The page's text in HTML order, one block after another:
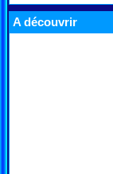
A découvrir